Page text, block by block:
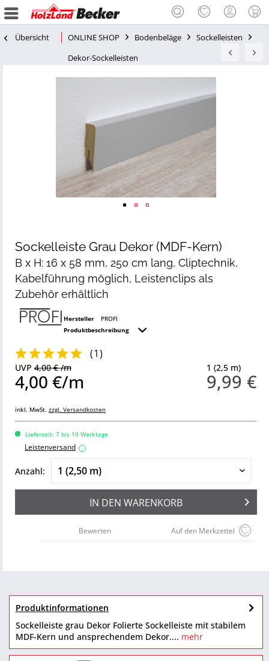
Übersicht ONLINE SHOP Bodenbeläge
Sockelleisten
Dekor-Sockelleisten
Sockelleiste Grau Dekor (MDF-Kern)
B x H: 16 x 58 mm, 250 cm lang, Cliptechnik,
Kabelführung möglich, Leistenclips als
Zubehör erhältlich
Hersteller
PROFI
Produktbeschreibung
(1)
1 (2,5 m)
9,99 €
UVP 4,00 € /m
4,00 €/m
inkl. MwSt. zzgl. Versandkosten
Lieferzeit: 7 bis 10 Werktage
Leistenversand i
Anzahl:
IN DEN WARENKORB
Auf den Merkzettel
Bewerten
Produktinformationen
Sockelleiste grau Dekor Folierte Sockelleiste mit stabilem
MDF-Kern und ansprechendem Dekor.... mehr